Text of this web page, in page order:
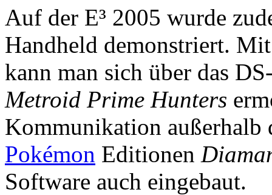
Auf der E³ 2005 wurde
Handheld demonstriert.
kann man sich über das
Metroid Prime Hunters
Kommunikation außerhalb
Pokémon Editionen
Software auch eingebaut.